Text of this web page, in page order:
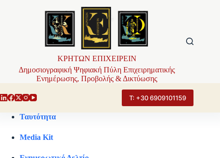
ΚΡΗΤΩΝ ΕΠΙΧΕΙΡΕΙΝ
Δημοσιογραφική Ψηφιακή Πύλη Επιχειρηματικής
Ενημέρωσης, Προβολής & Δικτύωσης
Τ: +30 6909101159
Ταυτότητα
Media Kit